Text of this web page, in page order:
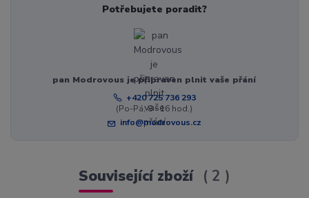
Potřebujete poradit?
pan Modrovous je připraven plnit vaše přání
+420 725 736 293
(Po-Pá, 8 - 16 hod.)
info@modrovous.cz
Související zboží 2